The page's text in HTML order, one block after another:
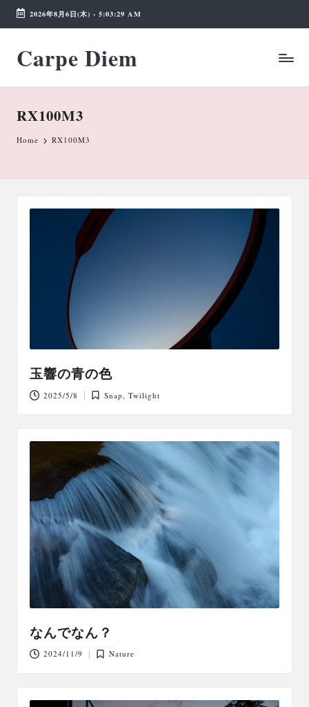
Skip
content
2026年8月6日(木) - 5:03:29 AM
Carpe Diem
Weekend
Wonderland
RX100M3
Home RX100M3
玉響の青の色
2025/5/8
Posted
Snap ,Twilight
なんでなん？
2024/11/9
Posted
Nature